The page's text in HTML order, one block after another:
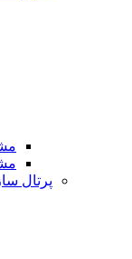
پرتال